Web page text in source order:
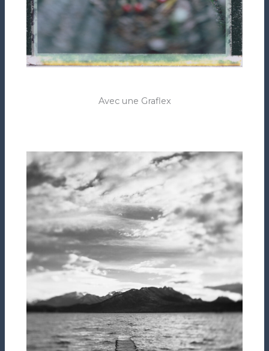
Avec une Graflex